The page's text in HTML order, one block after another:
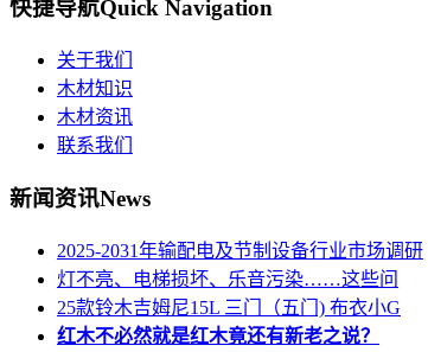
快捷导航Quick Navigation
关于我们
木材知识
木材资讯
联系我们
新闻资讯News
2025-2031年输配电及节制设备行业市场调研
灯不亮、电梯损坏、乐音污染……这些问
25款铃木吉姆尼15L 三门（五门) 布衣小G
红木不必然就是红木竟还有新老之说？